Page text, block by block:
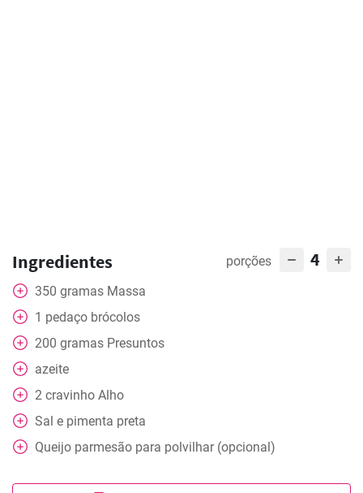
Ingredientes porções 4
350 gramas Massa
1 pedaço brócolos
200 gramas Presuntos
azeite
2 cravinho Alho
Sal e pimenta preta
Queijo parmesão para polvilhar (opcional)